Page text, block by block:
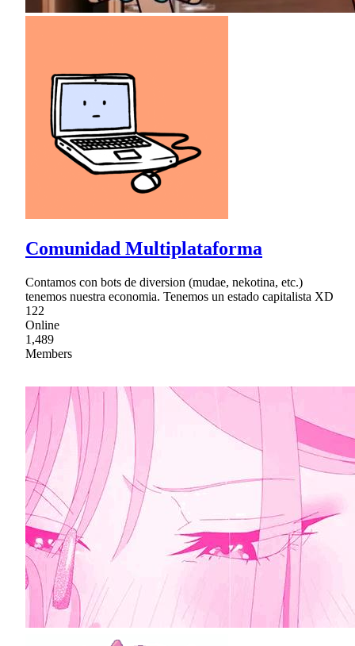
Comunidad Multiplataforma
Contamos con bots de diversion (mudae, nekotina, etc.)
tenemos nuestra economia. Tenemos un estado capitalista XD
122
Online
1,489
Members